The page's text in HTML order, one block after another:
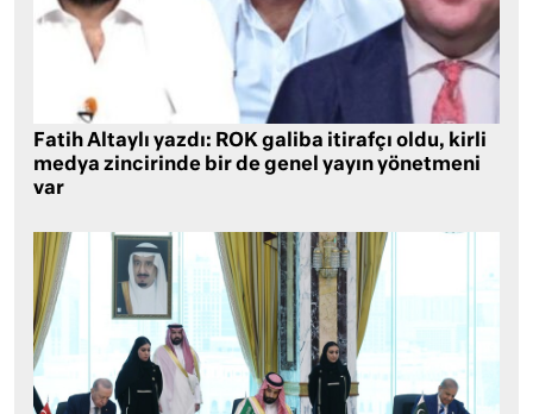
Fatih Altaylı yazdı: ROK galiba itirafçı oldu, kirli
medya zincirinde bir de genel yayın yönetmeni
var